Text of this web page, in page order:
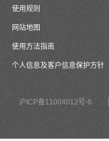
使用规则
网站地图
使用方法指南
个人信息及客户信息保护方针
沪ICP备11004012号-8